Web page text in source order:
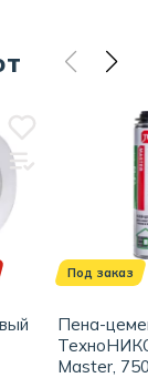
Под заказ
Пена-
Master,